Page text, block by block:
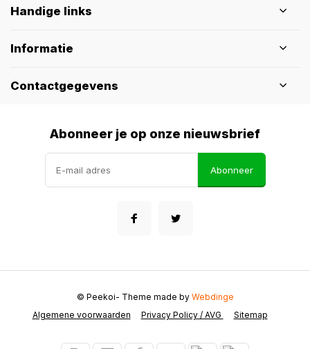
Handige links
Informatie
Contactgegevens
Abonneer je op onze nieuwsbrief
Abonneer
Algemene voorwaarden Privacy Policy / AVG Sitemap
© Peekoi- Theme made by Webdinge